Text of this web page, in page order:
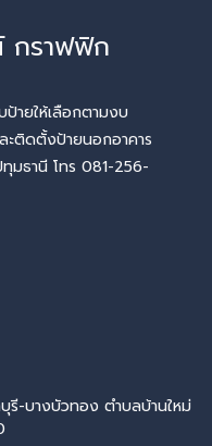
กราฟฟิก
ายให้เลือกตามงบ
ติดตั้งป้ายนอกอาคาร
มธานี โทร 081-256-
-บางบัวทอง ตำบลบ้านใหม่